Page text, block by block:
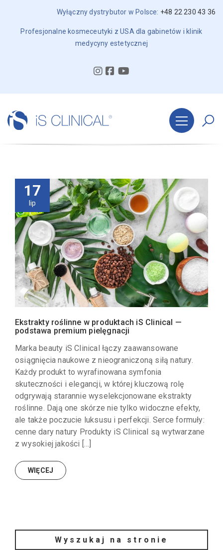
Wyłączny dystrybutor w Polsce: +48 22 230 43 36
Profesjonalne kosmeceutyki z USA dla gabinetów i klinik
medycyny estetycznej
17
lip
Ekstrakty roślinne w produktach iS Clinical —
podstawa premium pielęgnacji
Marka beauty iS Clinical łączy zaawansowane
osiągnięcia naukowe z nieograniczoną siłą natury.
Każdy produkt to wyrafinowana symfonia
skuteczności i elegancji, w której kluczową rolę
odgrywają starannie wyselekcjonowane ekstrakty
roślinne. Dają one skórze nie tylko widoczne efekty,
ale także poczucie luksusu i perfekcji. Serce formuły:
cenne dary natury Produkty iS Clinical są wytwarzane
z wysokiej jakości […]
WIĘCEJ
Wyszukaj na stronie